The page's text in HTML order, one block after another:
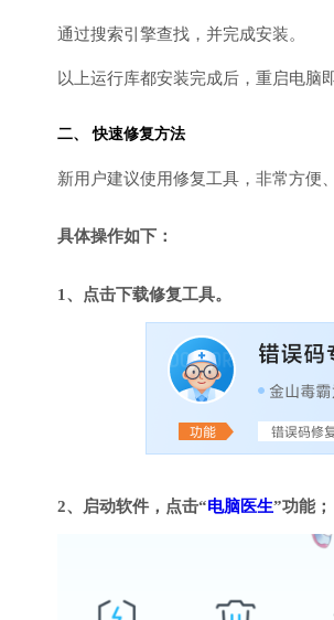
通过搜索引擎查找，并完成安装。
以上运行库都安装完成后，重启电脑
二、 快速修复方法
新用户建议使用修复工具，非常方便
具体操作如下：
1、点击下载修复工具。
2、启动软件，点击“电脑医生”功能；